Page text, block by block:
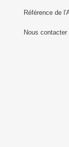
Référence de
Nous contacter